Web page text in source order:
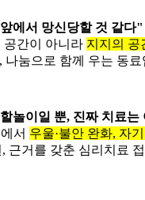
에서 망신당할 것 같다"
공간이 아니라 지지의 공
나눔으로 함께 우는 동료
놀이일 뿐, 진짜 치료는
서 우울·불안 완화, 자
근거를 갖춘 심리치료